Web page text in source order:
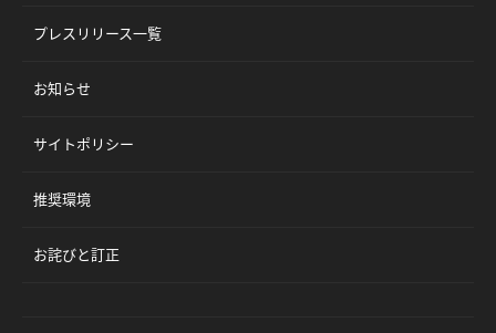
プレスリリース一覧
お知らせ
サイトポリシー
推奨環境
お詫びと訂正